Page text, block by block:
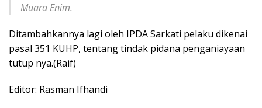
Muara Enim.
Ditambahkannya lagi oleh IPDA Sarkati pelaku dikenai
pasal 351 KUHP, tentang tindak pidana penganiayaan
tutup nya.(Raif)
Editor: Rasman Ifhandi